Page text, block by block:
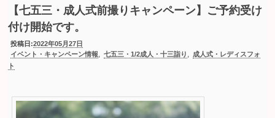
【七五三・成人式前撮りキャンペーン】ご予約受け
付け開始です。
投稿日:2022年05月27日
イベント・キャンペーン情報, 七五三・1/2成人・十三詣り , 成人式・レディスフォ
ト